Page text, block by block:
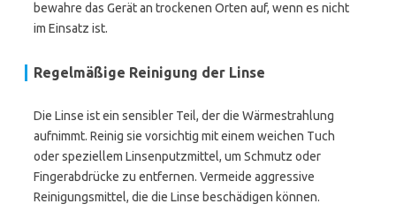
bewahre das Gerät an trockenen Orten auf, wenn es nicht
im Einsatz ist.
Regelmäßige Reinigung der Linse
Die Linse ist ein sensibler Teil, der die Wärmestrahlung
aufnimmt. Reinig sie vorsichtig mit einem weichen Tuch
oder speziellem Linsenputzmittel, um Schmutz oder
Fingerabdrücke zu entfernen. Vermeide aggressive
Reinigungsmittel, die die Linse beschädigen können.